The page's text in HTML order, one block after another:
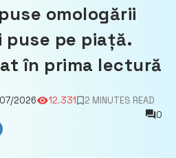
omologării
pe piață.
în prima lectură
2026 12.331
2 MINUTES READ
0